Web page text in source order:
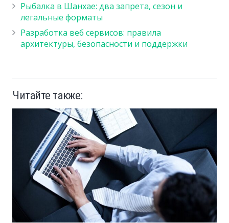
Рыбалка в Шанхае: два запрета, сезон и
легальные форматы
Разработка веб сервисов: правила
архитектуры, безопасности и поддержки
Читайте также: